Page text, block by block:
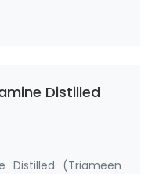
Distilled
Distilled (Triameen